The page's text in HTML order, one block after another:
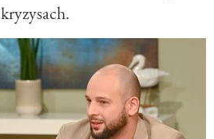
kryzysach.